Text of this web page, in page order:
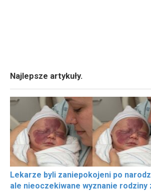
Najlepsze artykuły.
Lekarze byli zaniepokojeni po
ale nieoczekiwane wyznanie rodziny